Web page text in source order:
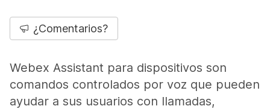
¿Comentarios?
Webex Assistant para dispositivos son
comandos controlados por voz que pueden
ayudar a sus usuarios con llamadas,